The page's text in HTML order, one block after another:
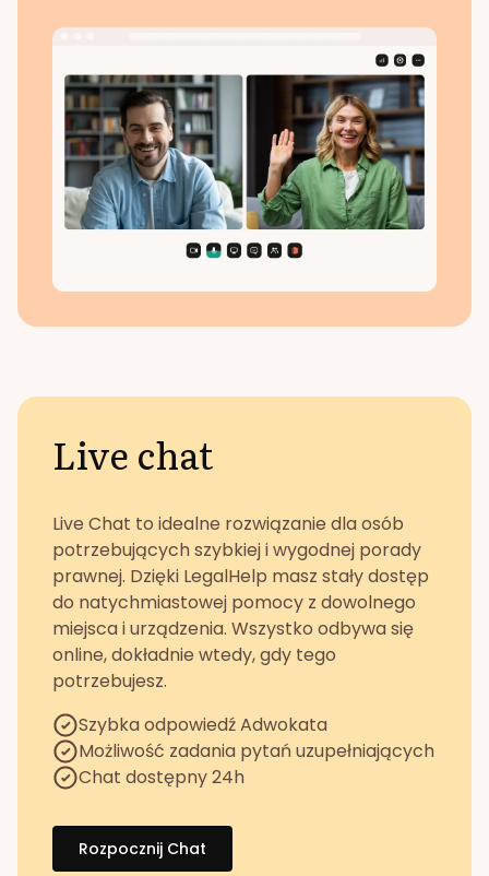
Live chat
Live Chat to idealne rozwiązanie dla osób
potrzebujących szybkiej i wygodnej porady
prawnej. Dzięki LegalHelp masz stały dostęp
do natychmiastowej pomocy z dowolnego
miejsca i urządzenia. Wszystko odbywa się
online, dokładnie wtedy, gdy tego
potrzebujesz.
Szybka odpowiedź Adwokata
Możliwość zadania pytań uzupełniających
Chat dostępny 24h
Rozpocznij Chat